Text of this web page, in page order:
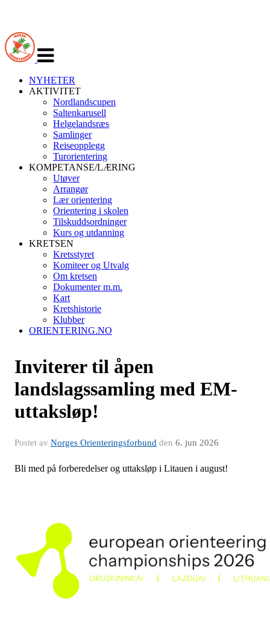
navigasjon
NYHETER
AKTIVITET
Nordlandscupen
Saltenkarusell
Helgelandsræs
Samlinger
Reiseopplegg
Turorientering
KOMPETANSE/LÆRING
Utøver
Arrangør
Lær orientering
Orientering i skolen
Tilskuddsordninger
Kurs og utdanning
KRETSEN
Kretsstyret
Komiteer og Utvalg
Om kretsen
Dokumenter m.m.
Kart
Kretshistorie
Klubber
ORIENTERING.NO
Inviterer til åpen
landslagssamling med EM-
uttaksløp!
Postet av Norges Orienteringsforbund den 6. jun 2026
Bli med på forberedelser og uttaksløp i Litauen i august!